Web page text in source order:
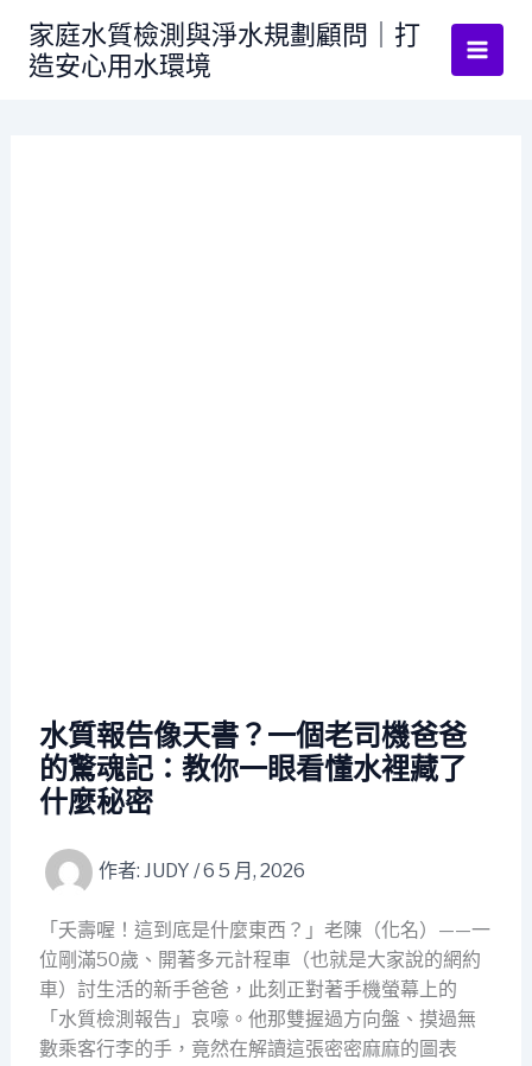
家庭水質檢測與淨水規劃顧問｜打
造安心用水環境
水質報告像天書？一個老司機爸爸
的驚魂記：教你一眼看懂水裡藏了
什麼秘密
作者: JUDY /6 5 月, 2026
「夭壽喔！這到底是什麼東西？」老陳（化名）——一
位剛滿50歲、開著多元計程車（也就是大家說的網約
車）討生活的新手爸爸，此刻正對著手機螢幕上的
「水質檢測報告」哀嚎。他那雙握過方向盤、摸過無
數乘客行李的手，竟然在解讀這張密密麻麻的圖表